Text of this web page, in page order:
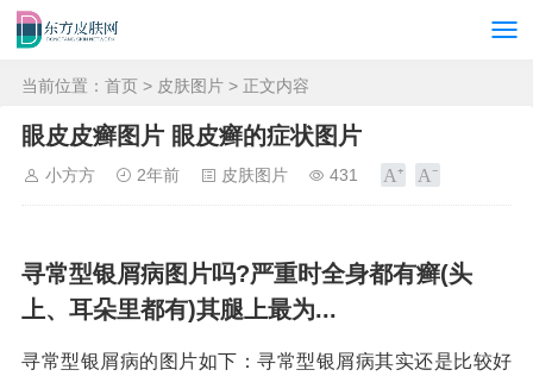
当前位置： 首页 > 皮肤图片 > 正文内容
眼皮皮癣图片 眼皮癣的症状图片
小方方 2年前 皮肤图片 431
寻常型银屑病图片吗?严重时全身都有癣(头
上、耳朵里都有)其腿上最为...
寻常型银屑病的图片如下：寻常型银屑病其实还是比较好